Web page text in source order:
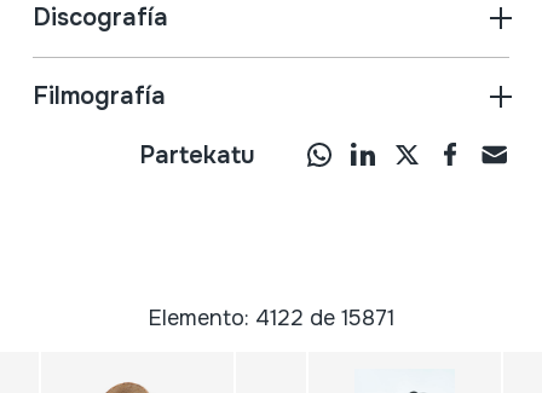
Discografía
Filmografía
Partekatu
Elemento: 4122 de 15871